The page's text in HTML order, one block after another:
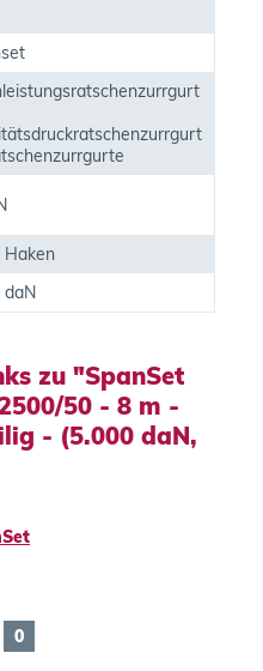
Haken
daN
zu "SpanSet
50 - 8 m -
- (5.000 daN,
0